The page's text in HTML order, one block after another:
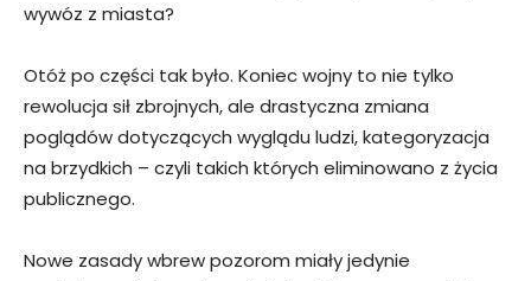
wywóz z miasta?
Otóż po części tak było. Koniec wojny to nie tylko
rewolucja sił zbrojnych, ale drastyczna zmiana
poglądów dotyczących wyglądu ludzi, kategoryzacja
na brzydkich – czyli takich których eliminowano z życia
publicznego.
Nowe zasady wbrew pozorom miały jedynie